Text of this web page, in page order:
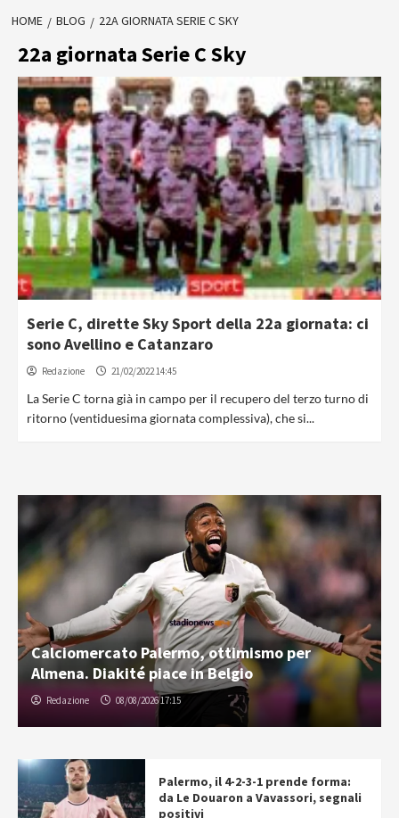
HOME BLOG 22A GIORNATA SERIE C SKY
22a giornata Serie C Sky
Serie C, dirette Sky Sport della 22a giornata: ci
sono Avellino e Catanzaro
Redazione 21/02/2022 14:45
La Serie C torna già in campo per il recupero del terzo turno di
ritorno (ventiduesima giornata complessiva), che si...
Calciomercato Palermo, ottimismo per
Almena. Diakité piace in Belgio
Redazione 08/08/2026 17:15
Palermo, il 4-2-3-1 prende forma:
da Le Douaron a Vavassori, segnali
positivi